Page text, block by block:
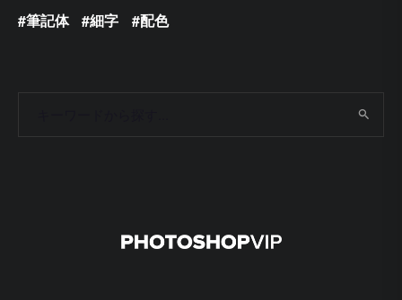
筆記体
細字 配色